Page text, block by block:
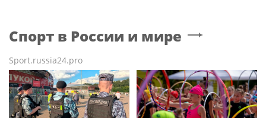
Спорт в России и мире
Sport.russia24.pro